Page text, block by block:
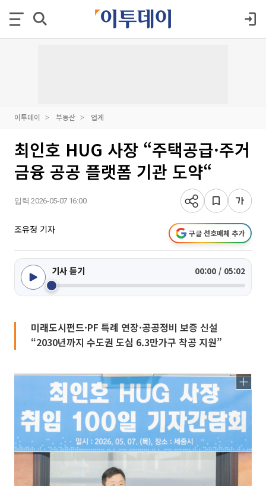
이투데이 부동산 업계
최인호 HUG 사장 “주택공급·주거
금융 공공 플랫폼 기관 도약“
입력 2026-05-07 16:00
조유정 기자 구글 선호매체 추가
기사 듣기 00:00 / 05:02
미래도시펀드·PF 특례 연장·공공정비 보증 신설
“2030년까지 수도권 도심 6.3만가구 착공 지원”